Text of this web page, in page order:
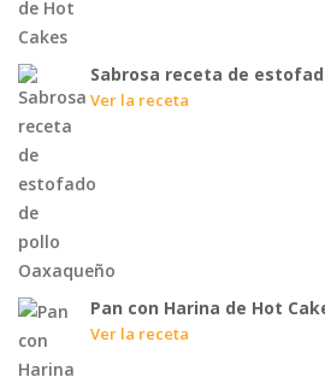
Sabrosa receta de
Ver la receta
Pan con Harina de Hot
Ver la receta